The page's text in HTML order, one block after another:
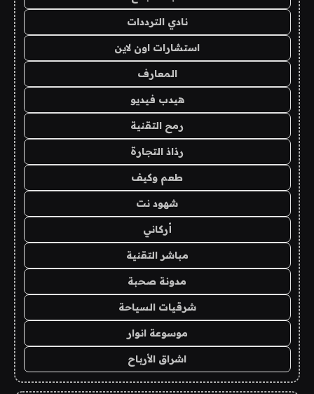
نادي الترددات
استشارات اون لاين
المعارف
هيدب فيديو
رمح التقنية
رذاذ التجارة
طعم وكيف
شهود نت
أركاني
مباشر التقنية
مدونة صحبة
شرقيات السياحة
موسوعة انوار
اشراق الأرباح